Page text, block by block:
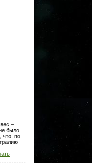
–
было
что, по